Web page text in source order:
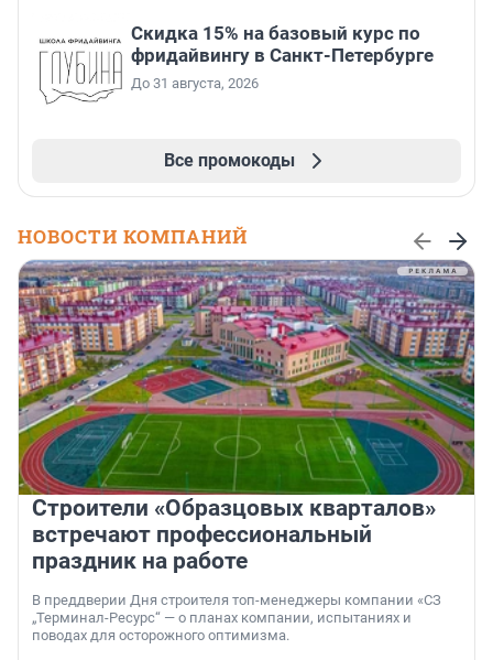
Скидка 15% на базовый курс по
фридайвингу в Санкт-Петербурге
До 31 августа, 2026
Все промокоды
НОВОСТИ КОМПАНИЙ
Строители «Образцовых кварталов»
встречают профессиональный
праздник на работе
В преддверии Дня строителя топ-менеджеры компании «СЗ
„Терминал-Ресурс“ — о планах компании, испытаниях и
поводах для осторожного оптимизма.